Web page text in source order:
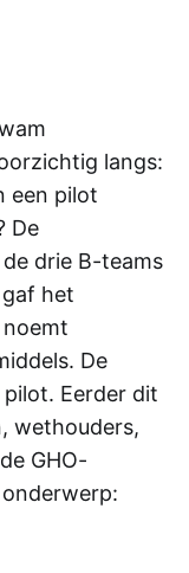
langs:
een pilot
De
drie B-teams
het
noemt
De
Eerder dit
wethouders,
GHO-